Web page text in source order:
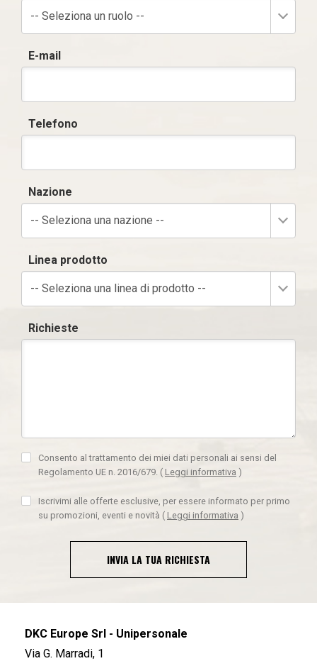
-- Seleziona un ruolo --
E-mail
Telefono
Nazione
-- Seleziona una nazione --
Linea prodotto
-- Seleziona una linea di prodotto --
Richieste
Consento al trattamento dei miei dati personali ai sensi del
Regolamento UE n. 2016/679. ( Leggi informativa )
Iscrivimi alle offerte esclusive, per essere informato per primo
su promozioni, eventi e novità ( Leggi informativa )
INVIA LA TUA RICHIESTA
DKC Europe Srl - Unipersonale
Via G. Marradi, 1